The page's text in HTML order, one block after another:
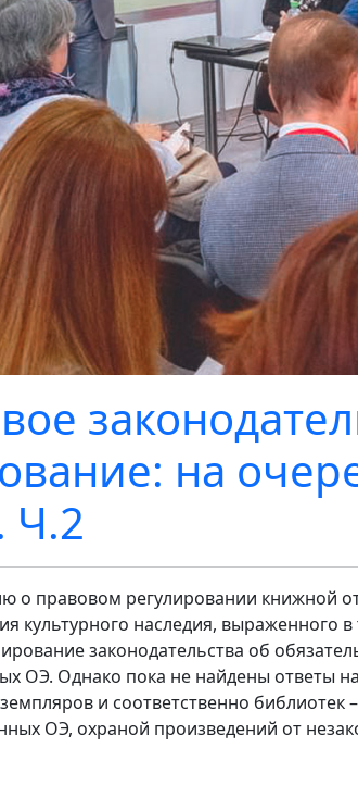
на
Ч.2
о правовом регулировании книжной
культурного наследия, выраженного
законодательства об
ОЭ. Однако пока не найдены ответы
и соответственно библиотек
ОЭ, охраной произведений от